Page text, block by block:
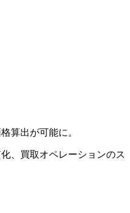
算出が可能に。
、買取オペレーションのス